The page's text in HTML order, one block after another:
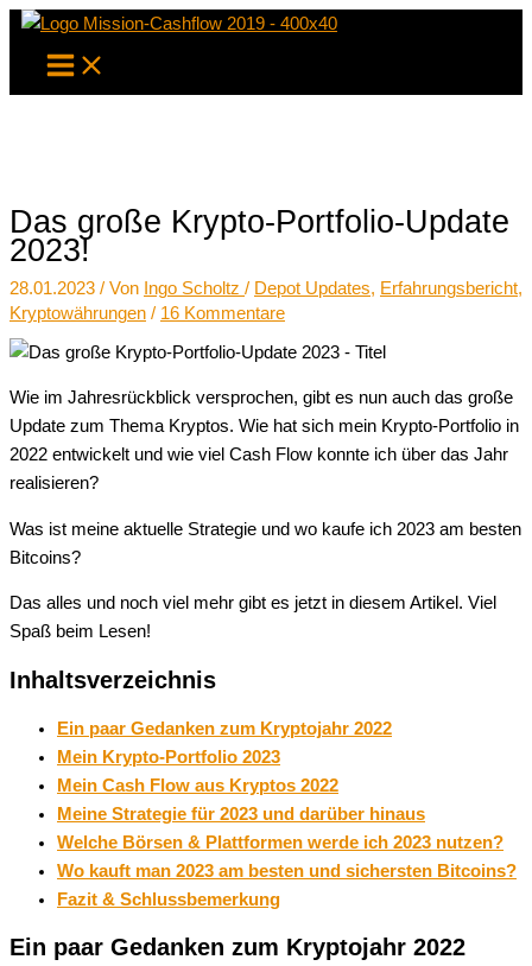
Zum
Inhalt
springen
Das große Krypto-Portfolio-Update
2023!
28.01.2023 / Von Ingo Scholtz / Depot Updates, Erfahrungsbericht,
Kryptowährungen / 16 Kommentare
Wie im Jahresrückblick versprochen, gibt es nun auch das große
Update zum Thema Kryptos. Wie hat sich mein Krypto-Portfolio in
2022 entwickelt und wie viel Cash Flow konnte ich über das Jahr
realisieren?
Was ist meine aktuelle Strategie und wo kaufe ich 2023 am besten
Bitcoins?
Das alles und noch viel mehr gibt es jetzt in diesem Artikel. Viel
Spaß beim Lesen!
Inhaltsverzeichnis
Ein paar Gedanken zum Kryptojahr 2022
Mein Krypto-Portfolio 2023
Mein Cash Flow aus Kryptos 2022
Meine Strategie für 2023 und darüber hinaus
Welche Börsen & Plattformen werde ich 2023 nutzen?
Wo kauft man 2023 am besten und sichersten Bitcoins?
Fazit & Schlussbemerkung
Ein paar Gedanken zum Kryptojahr 2022